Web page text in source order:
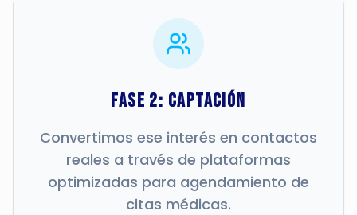
Fase 2: Captación
Convertimos ese interés en contactos
reales a través de plataformas
optimizadas para agendamiento de
citas médicas.